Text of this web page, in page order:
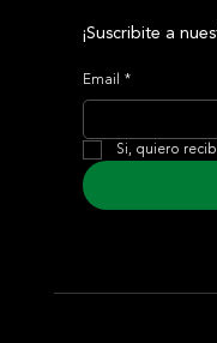
¡Suscribite a
Email *
Si, quiero